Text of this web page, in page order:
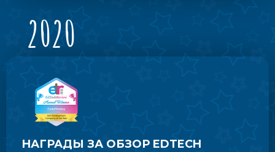
НАГРАДЫ ЗА ОБЗОР EDTECH
2020